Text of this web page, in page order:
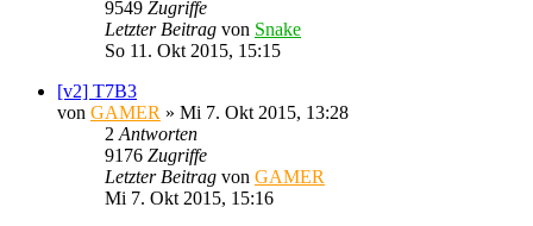
9549 Zugriffe
Letzter Beitrag von Snake
So 11. Okt 2015, 15:15
[v2] T7B3
von GAMER » Mi 7. Okt 2015, 13:28
2 Antworten
9176 Zugriffe
Letzter Beitrag von GAMER
Mi 7. Okt 2015, 15:16